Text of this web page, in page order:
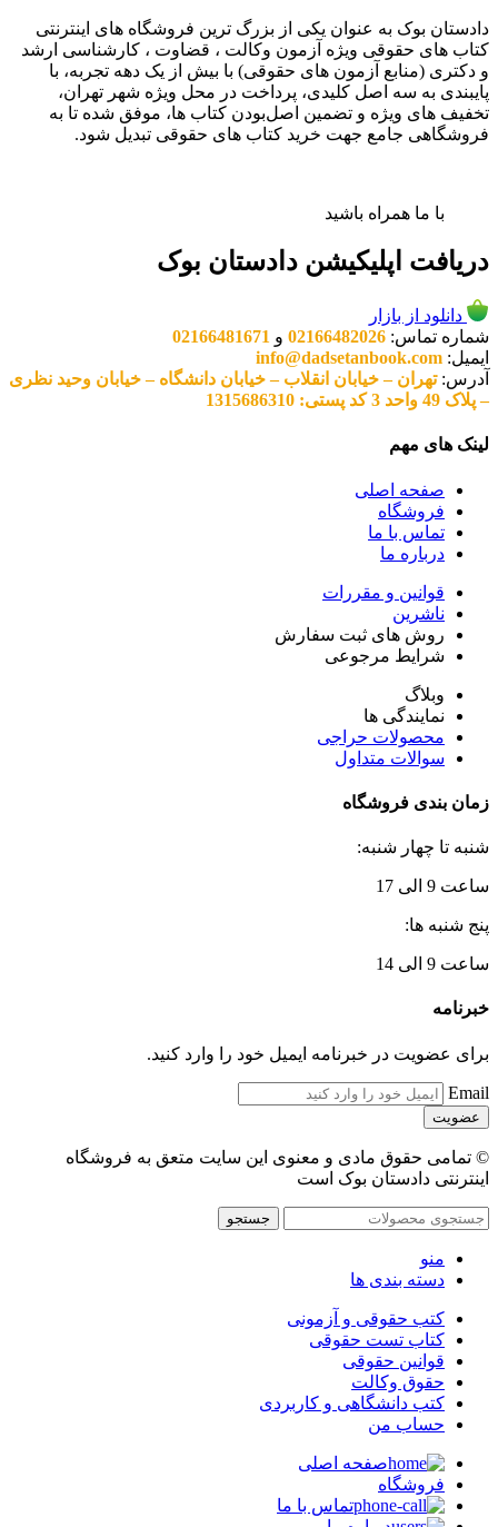
دادستان بوک به عنوان یکی از بزرگ ترین فروشگاه های اینترنتی
کتاب های حقوقی ویژه آزمون وکالت ، قضاوت ، کارشناسی ارشد
و دکتری (منابع آزمون های حقوقی) با بیش از یک دهه تجربه، با
پایبندی به سه اصل کلیدی، پرداخت در محل ویژه شهر تهران،
تخفیف های ویژه و تضمین اصل‌بودن کتاب ها، موفق شده تا به
فروشگاهی جامع جهت خرید کتاب های حقوقی تبدیل شود.
با ما همراه باشید
دریافت اپلیکیشن دادستان بوک
دانلود از بازار
شماره تماس: 02166482026 و 02166481671
ایمیل: info@dadsetanbook.com
آدرس:تهران – خیابان انقلاب – خیابان دانشگاه – خیابان وحید نظری
– پلاک 49 واحد 3 کد پستی: 1315686310
لینک های مهم
صفحه اصلی
فروشگاه
تماس با ما
درباره ما
قوانین و مقررات
ناشرین
روش های ثبت سفارش
شرایط مرجوعی
وبلاگ
نمایندگی ها
محصولات حراجی
سوالات متداول
زمان بندی فروشگاه
شنبه تا چهار شنبه:
ساعت 9 الی 17
پنج شنبه ها:
ساعت 9 الی 14
خبرنامه
برای عضویت در خبرنامه ایمیل خود را وارد کنید.
Email
© تمامی حقوق مادی و معنوی این سایت متعق به فروشگاه
اینترنتی دادستان بوک است
جستجو
منو
دسته بندی ها
کتب حقوقی و آزمونی
کتاب تست حقوقی
قوانین حقوقی
حقوق وکالت
کتب دانشگاهی و کاربردی
حساب من
صفحه اصلی
فروشگاه
تماس با ما